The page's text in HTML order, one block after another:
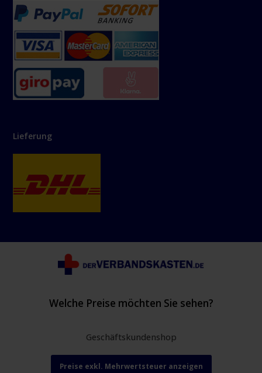
Lieferung
Welche Preise möchten Sie sehen?
Geschäftskundenshop
Preise exkl. Mehrwertsteuer anzeigen